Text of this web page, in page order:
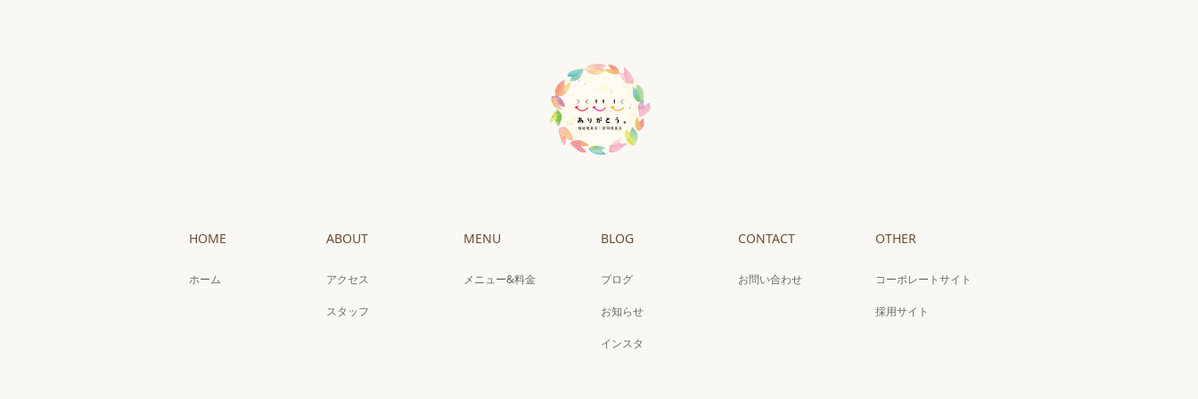
HOME
ホーム
ABOUT
アクセス
スタッフ
MENU
メニュー&料金
BLOG
ブログ
お知らせ
インスタ
CONTACT
お問い合わせ
OTHER
コーポレートサイト
採用サイト